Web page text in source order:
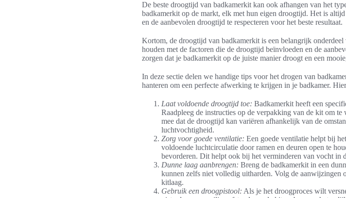
De beste droogtijd van badkamerkit kan ook afhangen van het
badkamerkit op de markt, elk met hun eigen droogtijd. Het is
en de aanbevolen droogtijd te respecteren voor het beste resultaat.
Kortom, de droogtijd van badkamerkit is een belangrijk
houden met de factoren die de droogtijd beïnvloeden en de
zorgen dat je badkamerkit op de juiste manier droogt en een
In deze sectie delen we handige tips voor het drogen van
hanteren om een perfecte afwerking te krijgen in je badkamer.
Laat voldoende droogtijd toe: Badkamerkit heeft een
Raadpleeg de instructies op de verpakking van de kit om
mee dat de droogtijd kan variëren afhankelijk van de
luchtvochtigheid.
Zorg voor goede ventilatie: Een goede ventilatie helpt bij
voldoende luchtcirculatie door ramen en deuren open te
bevorderen. Dit helpt ook bij het verminderen van vocht in
Dunne laag aanbrengen: Breng de badkamerkit in een
kunnen zelfs niet volledig uitharden. Volg de aanwijzingen
kitlaag.
Gebruik een droogpistool: Als je het droogproces wilt